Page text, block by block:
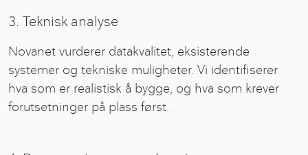
3. Teknisk analyse
Novanet vurderer datakvalitet, eksisterende
systemer og tekniske muligheter. Vi identifiserer
hva som er realistisk å bygge, og hva som krever
forutsetninger på plass først.